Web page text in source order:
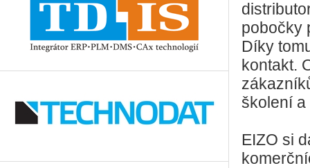
pobočky
Díky
kontakt.
školení a
EIZO si